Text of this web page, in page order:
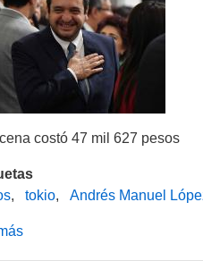
en
Tokio;
pierde
costó 47 mil 627 pesos
tokio Andrés Manuel